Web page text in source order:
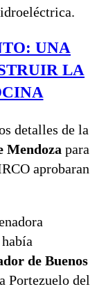
UNA
LA
detalles de la
Mendoza para
aprobaran
había
de Buenos
Portezuelo del